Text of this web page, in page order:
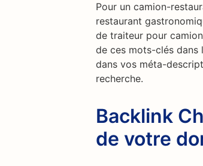
Pour un camion-
restaurant
de traiteur pour
de ces mots-clés
dans vos méta-
recherche.
Backlink
de votre